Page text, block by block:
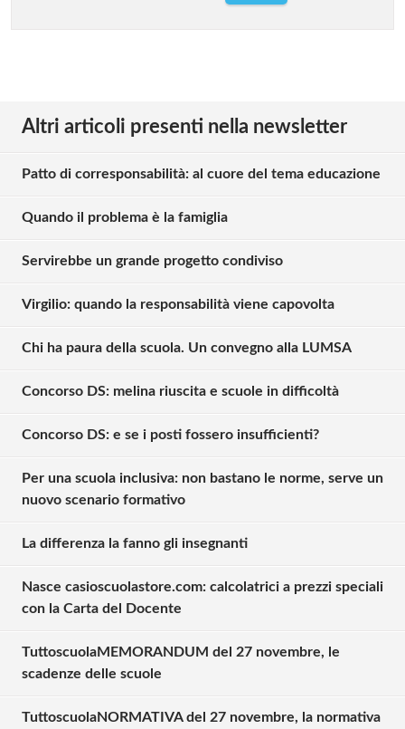
Altri articoli presenti nella newsletter
Patto di corresponsabilità: al cuore del tema educazione
Quando il problema è la famiglia
Servirebbe un grande progetto condiviso
Virgilio: quando la responsabilità viene capovolta
Chi ha paura della scuola. Un convegno alla LUMSA
Concorso DS: melina riuscita e scuole in difficoltà
Concorso DS: e se i posti fossero insufficienti?
Per una scuola inclusiva: non bastano le norme, serve un
nuovo scenario formativo
La differenza la fanno gli insegnanti
Nasce casioscuolastore.com: calcolatrici a prezzi speciali
con la Carta del Docente
TuttoscuolaMEMORANDUM del 27 novembre, le
scadenze delle scuole
TuttoscuolaNORMATIVA del 27 novembre, la normativa